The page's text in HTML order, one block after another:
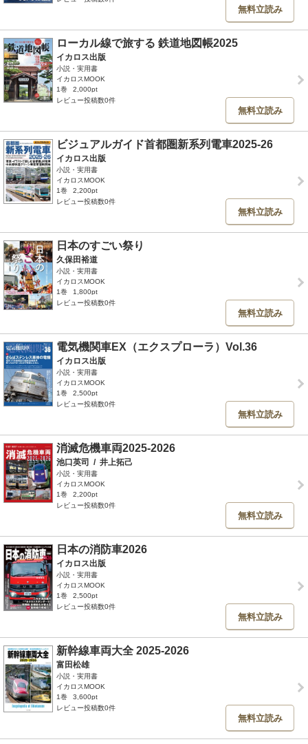
無料立読み
ローカル線で旅する 鉄道地図帳2025
イカロス出版
小説・実用書
イカロスMOOK
1巻
2,000pt
レビュー投稿数0件
無料立読み
ビジュアルガイド首都圏新系列電車2025-26
イカロス出版
小説・実用書
イカロスMOOK
1巻
2,200pt
レビュー投稿数0件
無料立読み
日本のすごい祭り
久保田裕道
小説・実用書
イカロスMOOK
1巻
1,800pt
レビュー投稿数0件
無料立読み
電気機関車EX（エクスプローラ）Vol.36
イカロス出版
小説・実用書
イカロスMOOK
1巻
2,500pt
レビュー投稿数0件
無料立読み
消滅危機車両2025-2026
池口英司 / 井上拓己
小説・実用書
イカロスMOOK
1巻
2,200pt
レビュー投稿数0件
無料立読み
日本の消防車2026
イカロス出版
小説・実用書
イカロスMOOK
1巻
2,500pt
レビュー投稿数0件
無料立読み
新幹線車両大全 2025-2026
富田松雄
小説・実用書
イカロスMOOK
1巻
3,600pt
レビュー投稿数0件
無料立読み